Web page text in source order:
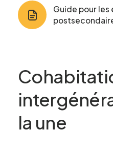
Guide pour
la une
participer à ses
essais. Écrivez-nous
faire connaître votre
Prénom